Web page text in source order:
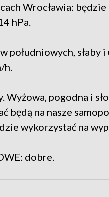
Wrocławia:
hPa.
południowych,
h.
Wyżowa, pogodna i
będą na nasze
wykorzystać na
dobre.